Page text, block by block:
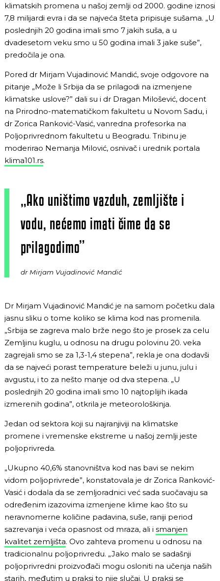
klimatskih promena u našoj zemlji od 2000. godine iznosi
7,8 milijardi evra i da se najveća šteta pripisuje sušama. „U
poslednjih 20 godina imali smo 7 jakih suša, a u
dvadesetom veku smo u 50 godina imali 3 jake suše”,
predočila je ona.
Pored dr Mirjam Vujadinović Mandić, svoje odgovore na
pitanje „Može li Srbija da se prilagodi na izmenjene
klimatske uslove?” dali su i dr Dragan Milošević, docent
na Prirodno-matematičkom fakultetu u Novom Sadu, i
dr Zorica Ranković-Vasić, vanredna profesorka na
Poljoprivrednom fakultetu u Beogradu. Tribinu je
moderirao Nemanja Milović, osnivač i urednik portala
klima101.rs.
„Ako uništimo vazduh, zemljište i
vodu, nećemo imati čime da se
prilagodimo”
dr Mirjam Vujadinović Mandić
Dr Mirjam Vujadinović Mandić je na samom početku dala
jasnu sliku o tome koliko se klima kod nas promenila.
„Srbija se zagreva malo brže nego što je prosek za celu
Zemljinu kuglu, u odnosu na drugu polovinu 20. veka
zagrejali smo se za 1,3-1,4 stepena”, rekla je ona dodavši
da se najveći porast temperature beleži u junu, julu i
avgustu, i to za nešto manje od dva stepena. „U
poslednjih 20 godina imali smo 10 najtoplijih ikada
izmerenih godina”, otkrila je meteorološkinja.
Jedan od sektora koji su najranjiviji na klimatske
promene i vremenske ekstreme u našoj zemlji jeste
poljoprivreda.
„Ukupno 40,6% stanovništva kod nas bavi se nekim
vidom poljoprivrede”, konstatovala je dr Zorica Ranković-
Vasić i dodala da se zemljoradnici već sada suočavaju sa
određenim izazovima izmenjene klime kao što su
neravnomerne količine padavina, suše, raniji period
sazrevanja i veća opasnost od mraza, ali i smanjen
kvalitet zemljišta. Ovo zahteva promenu u odnosu na
tradicionalnu poljoprivredu. „Jako malo se sadašnji
poljoprivredni proizvođači mogu osloniti na učenja naših
starih, međutim u praksi to nije slučaj. U praksi se